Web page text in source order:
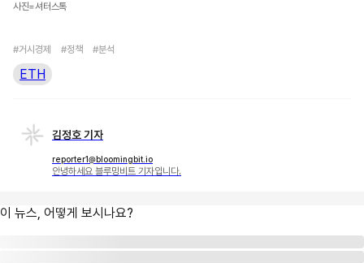
사진=셔터스톡
#거시경제 #정책 #분석
ETH
김정호 기자
reporter1@bloomingbit.io
안녕하세요 블루밍비트 기자입니다.
이 뉴스, 어떻게 보시나요?